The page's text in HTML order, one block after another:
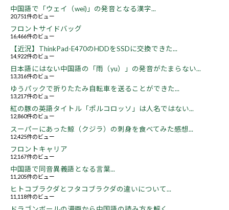
中国語で「ウェイ（wei)」の発音となる漢字...
20,751件のビュー
フロントサイドバッグ
16,466件のビュー
【近況】ThinkPad-E470のHDDをSSDに交換できた...
14,922件のビュー
日本語にはない中国語の「雨（yu）」の発音がたまらない...
13,316件のビュー
ゆうパックで折りたたみ自転車を送ることができた...
13,217件のビュー
紅の豚の英語タイトル「ポルコロッソ」は人名ではない...
12,860件のビュー
スーパーにあった鯨（クジラ）の刺身を食べてみた感想...
12,425件のビュー
フロントキャリア
12,167件のビュー
中国語で同音異義語となる言葉...
11,205件のビュー
ヒトコブラクダとフタコブラクダの違いについて...
11,118件のビュー